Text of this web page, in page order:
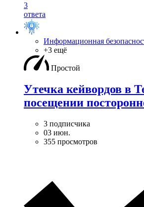
3
ответа
Информационная
+3 ещё
Простой
Утечка кейвордов в
посещении
3 подписчика
03 июн.
355 просмотров